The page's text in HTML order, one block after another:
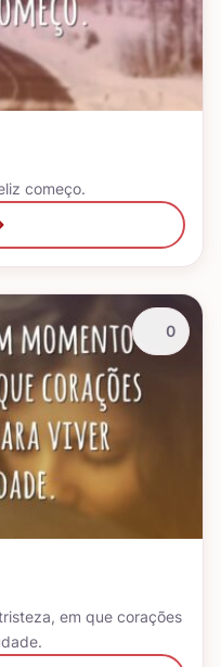
começo.
em que corações
0